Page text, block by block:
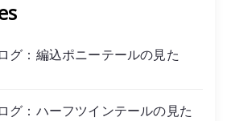
グ：編込ポニーテールの見た
グ：ハーフツインテールの見た